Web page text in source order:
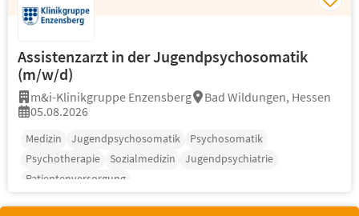
Assistenzarzt in der Jugendpsychosomatik
(m/w/d)
m&i-Klinikgruppe Enzensberg
Bad Wildungen, Hessen
05.08.2026
Medizin Jugendpsychosomatik
Psychosomatik
Psychotherapie
Sozialmedizin
Jugendpsychiatrie
Patientenversorgung